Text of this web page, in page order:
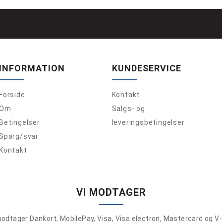
svar
KUNDESERVICE
Kontakt
Salgs- og
leveringsbetingelser
VI MODTAGER
Dankort, MobilePay, Visa, Visa electron, Mastercard og